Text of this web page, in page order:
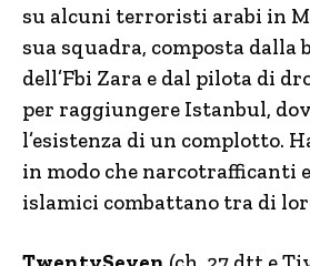
su alcuni terroristi arabi in
sua squadra, composta dalla
dell’Fbi Zara e dal pilota di
per raggiungere Istanbul,
l’esistenza di un complotto.
in modo che narcotrafficanti
islamici combattano tra di